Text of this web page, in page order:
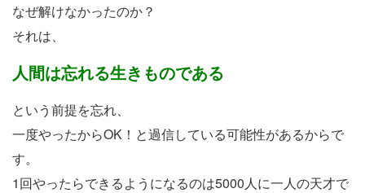
なぜ解けなかったのか？
それは、
人間は忘れる生きものである
という前提を忘れ、
一度やったからOK！と過信している可能性があるからで
す。
1回やったらできるようになるのは5000人に一人の天才で